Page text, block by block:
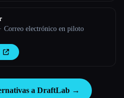
Correo electrónico en piloto
a DraftLab →